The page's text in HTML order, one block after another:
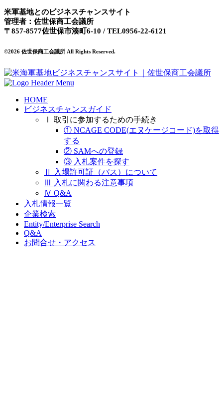
米軍基地とのビジネスチャンスサイト
管理者：佐世保商工会議所
〒857-8577佐世保市湊町6-10 / TEL0956-22-6121
©2026 佐世保商工会議所 All Rights Reserved.
HOME
ビジネスチャンスガイド
Ⅰ 取引に参加するための手続き
① NCAGE CODE(エヌケージコード)を取得
する
② SAMへの登録
③ 入札案件を探す
Ⅱ 入場許可証（パス）について
Ⅲ 入札に関わる注意事項
Ⅳ Q&A
入札情報一覧
企業検索
Entity/Enterprise Search
Q&A
お問合せ・アクセス